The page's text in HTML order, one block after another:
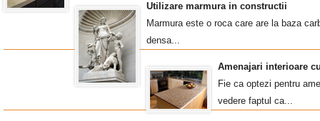
Utilizare marmura in constructii
Marmura este o roca care are la baza
densa...
Amenajari interioare
Fie ca optezi pentru
vedere faptul ca...